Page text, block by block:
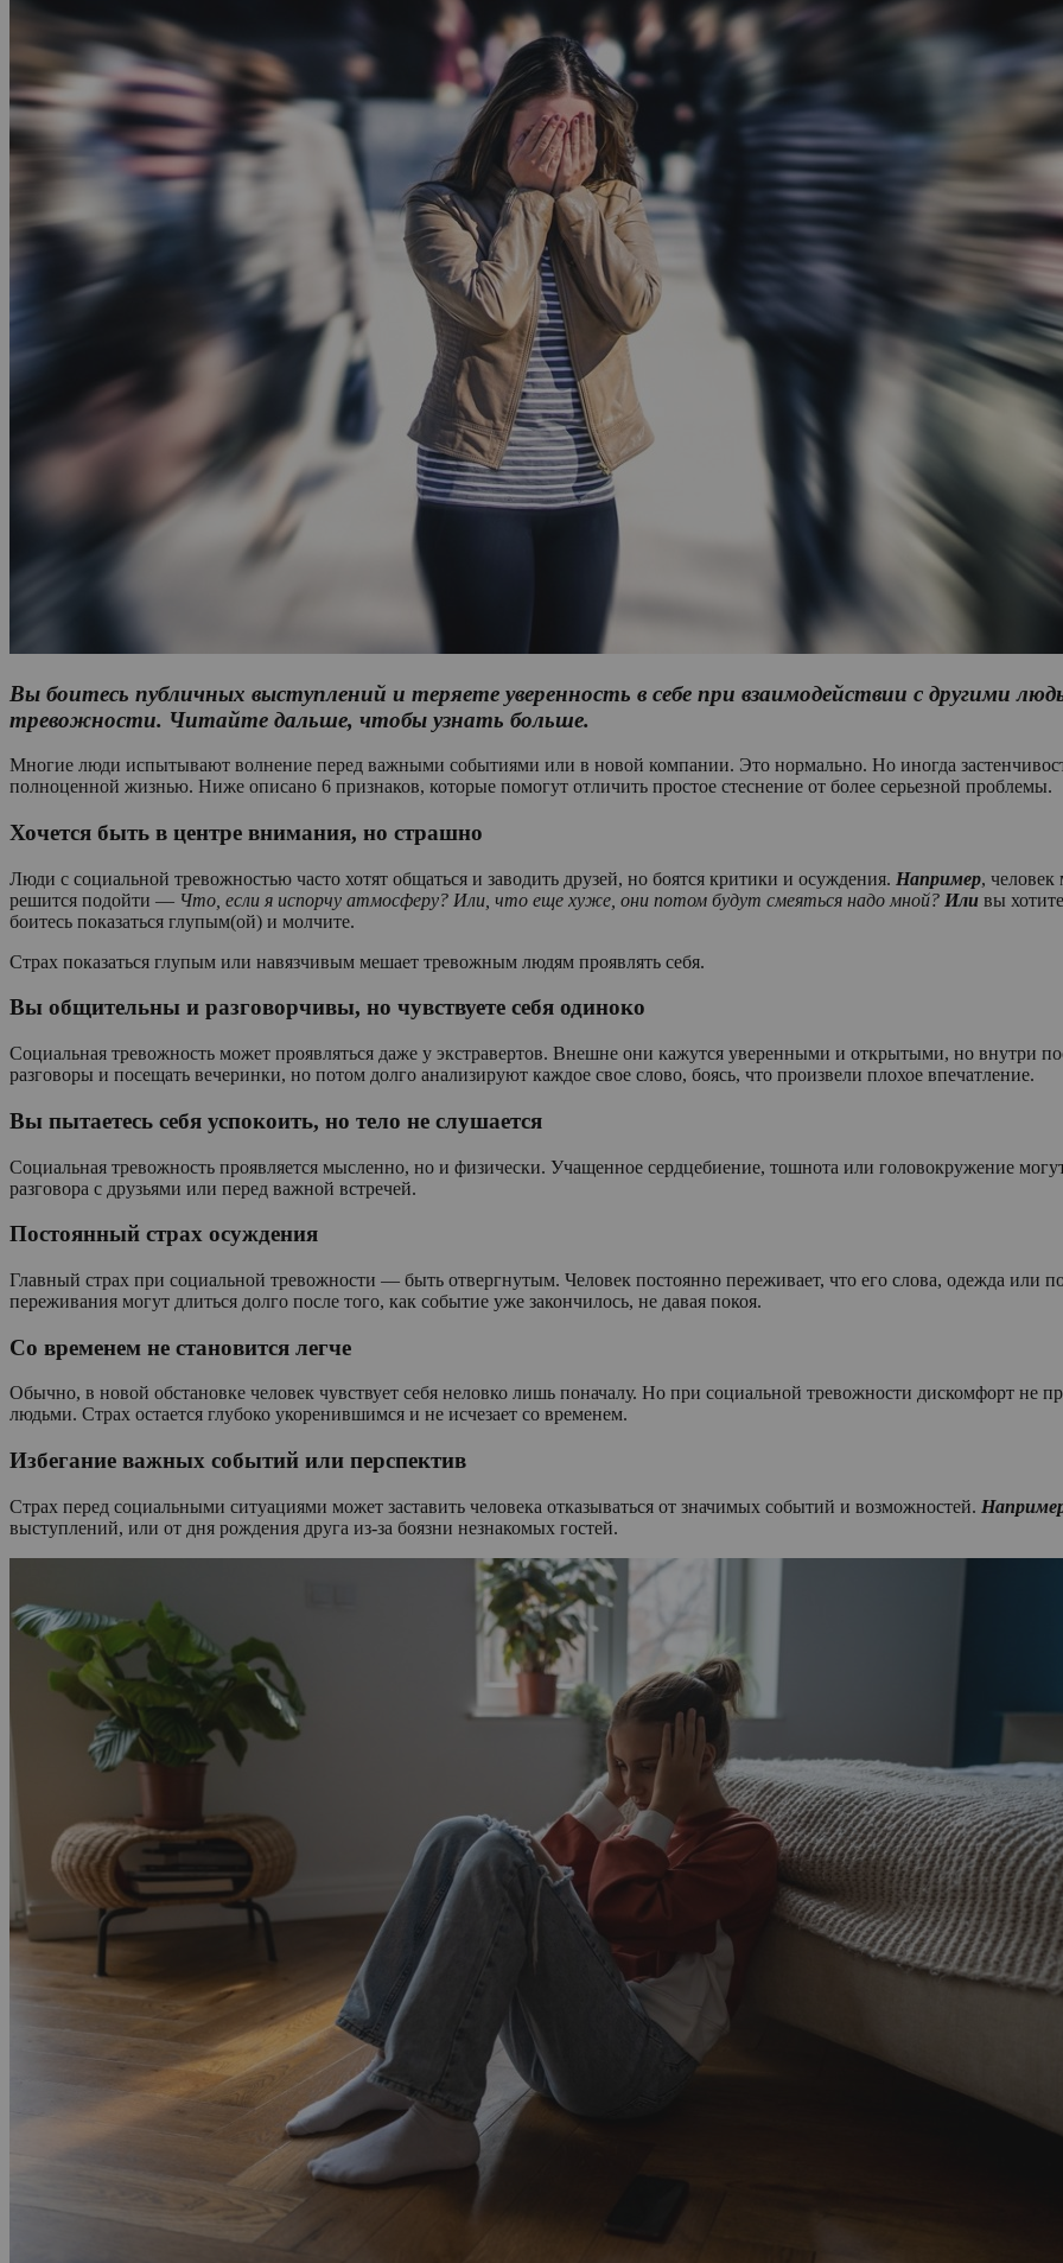
Вы боитесь публичных выступлений и теряете уверенность в себе при взаимодействии с другими
тревожности. Читайте дальше, чтобы узнать больше.
Многие люди испытывают волнение перед важными событиями или в новой компании. Это нормально. Но иногда
полноценной жизнью. Ниже описано 6 признаков, которые помогут отличить простое стеснение от более серьезной проблемы.
Хочется быть в центре внимания, но страшно
Люди с социальной тревожностью часто хотят общаться и заводить друзей, но боятся критики и осуждения. Например, человек
решится подойти — Что, если я испорчу атмосферу? Или, что еще хуже, они потом будут смеяться надо мной? Или вы
боитесь показаться глупым(ой) и молчите.
Страх показаться глупым или навязчивым мешает тревожным людям проявлять себя.
Вы общительны и разговорчивы, но чувствуете себя одиноко
Социальная тревожность может проявляться даже у экстравертов. Внешне они кажутся уверенными и открытыми, но внутри
разговоры и посещать вечеринки, но потом долго анализируют каждое свое слово, боясь, что произвели плохое впечатление.
Вы пытаетесь себя успокоить, но тело не слушается
Социальная тревожность проявляется мысленно, но и физически. Учащенное сердцебиение, тошнота или головокружение
разговора с друзьями или перед важной встречей.
Постоянный страх осуждения
Главный страх при социальной тревожности — быть отвергнутым. Человек постоянно переживает, что его слова, одежда
переживания могут длиться долго после того, как событие уже закончилось, не давая покоя.
Со временем не становится легче
Обычно, в новой обстановке человек чувствует себя неловко лишь поначалу. Но при социальной тревожности дискомфорт не
людьми. Страх остается глубоко укоренившимся и не исчезает со временем.
Избегание важных событий или перспектив
Страх перед социальными ситуациями может заставить человека отказываться от значимых событий и возможностей.
выступлений, или от дня рождения друга из-за боязни незнакомых гостей.